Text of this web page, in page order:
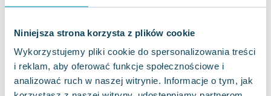
Niniejsza strona korzysta z plików cookie
Wykorzystujemy pliki cookie do spersonalizowania treści
i reklam, aby oferować funkcje społecznościowe i
analizować ruch w naszej witrynie. Informacje o tym, jak
Joseph Murphy
Aleksander Puszkin
Oscar Wilde
Małgorzata Ohme
Maddie Ziegler